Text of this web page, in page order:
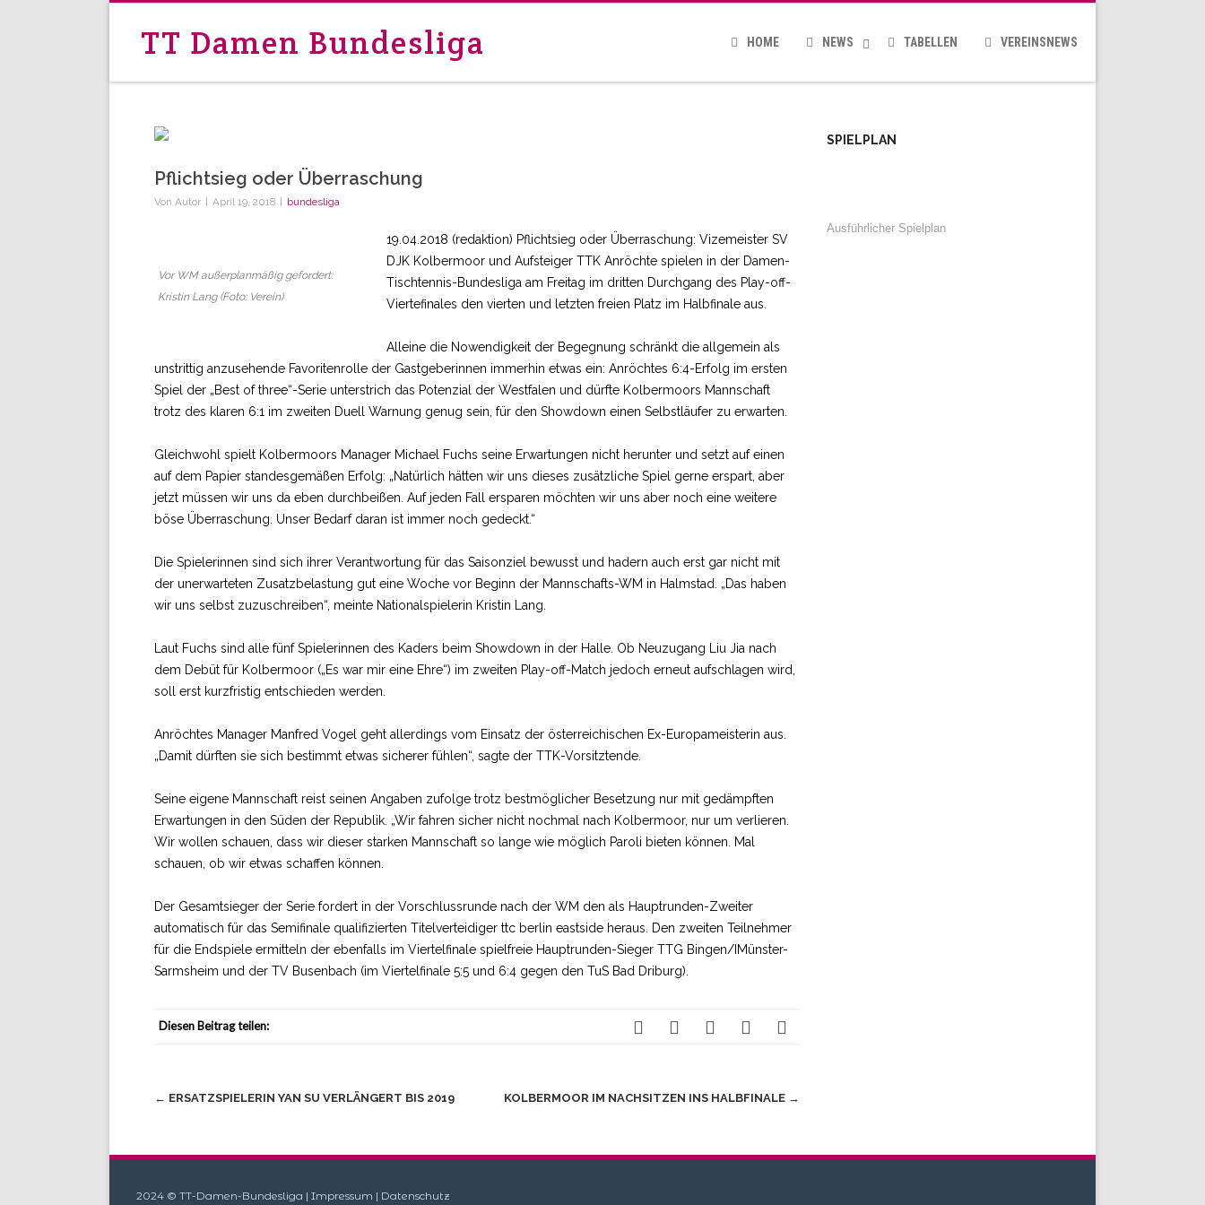
TT Damen Bundesliga HOME NEWS TABELLEN VEREINSNEWS
Pflichtsieg oder Überraschung
Von Autor April 19, 2018 bundesliga
Vor WM außerplanmäßig gefordert:
Kristin Lang (Foto: Verein)
19.04.2018 (redaktion) Pflichtsieg oder Überraschung: Vizemeister SV
DJK Kolbermoor und Aufsteiger TTK Anröchte spielen in der Damen-
Tischtennis-Bundesliga am Freitag im dritten Durchgang des Play-off-
Viertefinales den vierten und letzten freien Platz im Halbfinale aus.
Alleine die Nowendigkeit der Begegnung schränkt die allgemein als
unstrittig anzusehende Favoritenrolle der Gastgeberinnen immerhin etwas ein: Anröchtes 6:4-Erfolg im ersten
Spiel der „Best of three“-Serie unterstrich das Potenzial der Westfalen und dürfte Kolbermoors Mannschaft
trotz des klaren 6:1 im zweiten Duell Warnung genug sein, für den Showdown einen Selbstläufer zu erwarten.
Gleichwohl spielt Kolbermoors Manager Michael Fuchs seine Erwartungen nicht herunter und setzt auf einen
auf dem Papier standesgemäßen Erfolg: „Natürlich hätten wir uns dieses zusätzliche Spiel gerne erspart, aber
jetzt müssen wir uns da eben durchbeißen. Auf jeden Fall ersparen möchten wir uns aber noch eine weitere
böse Überraschung. Unser Bedarf daran ist immer noch gedeckt.“
Die Spielerinnen sind sich ihrer Verantwortung für das Saisonziel bewusst und hadern auch erst gar nicht mit
der unerwarteten Zusatzbelastung gut eine Woche vor Beginn der Mannschafts-WM in Halmstad. „Das haben
wir uns selbst zuzuschreiben“, meinte Nationalspielerin Kristin Lang.
Laut Fuchs sind alle fünf Spielerinnen des Kaders beim Showdown in der Halle. Ob Neuzugang Liu Jia nach
dem Debüt für Kolbermoor („Es war mir eine Ehre“) im zweiten Play-off-Match jedoch erneut aufschlagen wird,
soll erst kurzfristig entschieden werden.
Anröchtes Manager Manfred Vogel geht allerdings vom Einsatz der österreichischen Ex-Europameisterin aus.
„Damit dürften sie sich bestimmt etwas sicherer fühlen“, sagte der TTK-Vorsitztende.
Seine eigene Mannschaft reist seinen Angaben zufolge trotz bestmöglicher Besetzung nur mit gedämpften
Erwartungen in den Süden der Republik. „Wir fahren sicher nicht nochmal nach Kolbermoor, nur um verlieren.
Wir wollen schauen, dass wir dieser starken Mannschaft so lange wie möglich Paroli bieten können. Mal
schauen, ob wir etwas schaffen können.
Der Gesamtsieger der Serie fordert in der Vorschlussrunde nach der WM den als Hauptrunden-Zweiter
automatisch für das Semifinale qualifizierten Titelverteidiger ttc berlin eastside heraus. Den zweiten Teilnehmer
für die Endspiele ermitteln der ebenfalls im Viertelfinale spielfreie Hauptrunden-Sieger TTG Bingen/IMünster-
Sarmsheim und der TV Busenbach (im Viertelfinale 5:5 und 6:4 gegen den TuS Bad Driburg).
Diesen Beitrag teilen:
Beitragsnavigation
← ERSATZSPIELERIN YAN SU VERLÄNGERT BIS 2019 KOLBERMOOR IM NACHSITZEN INS HALBFINALE →
SPIELPLAN
Ausführlicher Spielplan
2024 © TT-Damen-Bundesliga | Impressum | Datenschutz